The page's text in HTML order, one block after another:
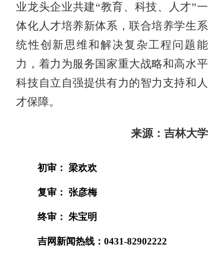
业龙头企业共建“教育、科技、人才”一
体化人才培养新体系，联合培养学生系
统性创新思维和解决复杂工程问题能
力，着力为服务国家重大战略和高水平
科技自立自强提供有力的智力支持和人
才保障。
来源：吉林大学
初审： 梁欢欢
复审： 张彦梅
终审： 朱宝明
吉网新闻热线：0431-82902222